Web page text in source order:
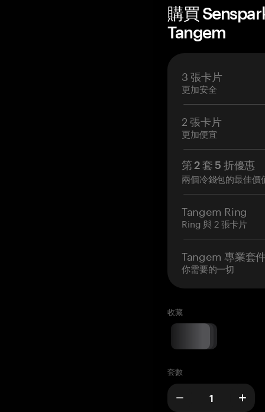
購買
Tangem
3 張卡片
更加安全
2 張卡片
更加便宜
第 2 套 5 折優惠
兩個冷錢包的最佳價
Tangem Ring
Ring 與 2 張卡片
Tangem 專業套
你需要的一切
收藏
套數